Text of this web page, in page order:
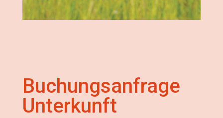
Buchungsanfrage
Unterkunft